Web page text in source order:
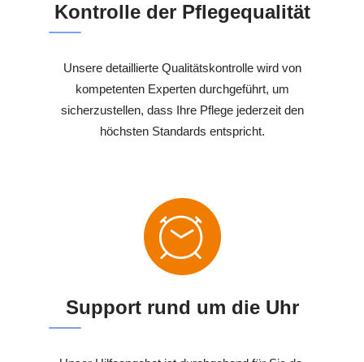
Kontrolle der Pflegequalität
Unsere detaillierte Qualitätskontrolle wird von
kompetenten Experten durchgeführt, um
sicherzustellen, dass Ihre Pflege jederzeit den
höchsten Standards entspricht.
Support rund um die Uhr